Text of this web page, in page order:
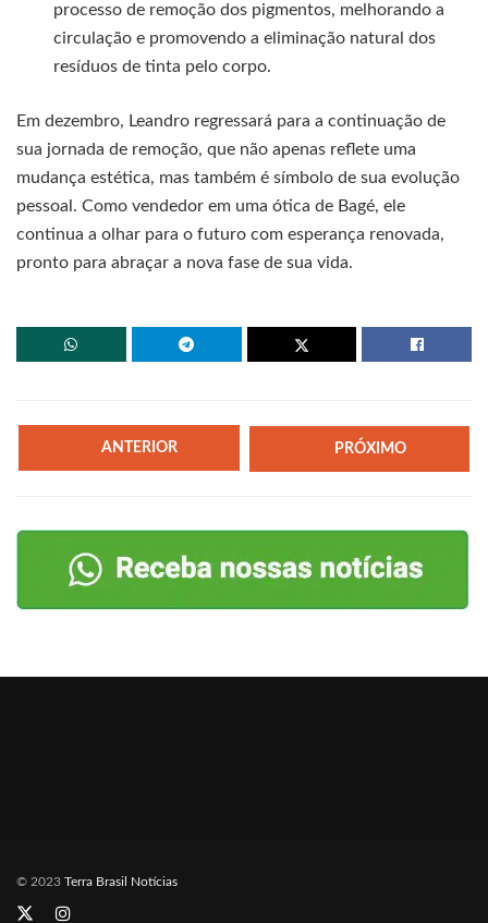
processo de remoção dos pigmentos, melhorando a
circulação e promovendo a eliminação natural dos
resíduos de tinta pelo corpo.
Em dezembro, Leandro regressará para a continuação de
sua jornada de remoção, que não apenas reflete uma
mudança estética, mas também é símbolo de sua evolução
pessoal. Como vendedor em uma ótica de Bagé, ele
continua a olhar para o futuro com esperança renovada,
pronto para abraçar a nova fase de sua vida.
ANTERIOR PRÓXIMO
© 2023 Terra Brasil Notícias